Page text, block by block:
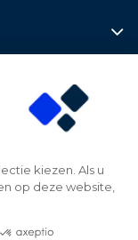
kiezen. Als u
op deze website,